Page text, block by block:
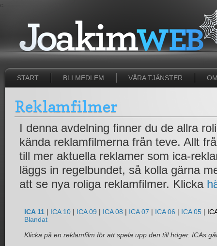
c
START BLI MEDLEM VÅRA TJÄNSTER
Reklamfilmer
I denna avdelning finner du de allra
kända reklamfilmerna från teve. Allt
till mer aktuella reklamer som ica-
läggs in regelbundet, så kolla gärna
att se nya roliga reklamfilmer. Klicka
ICA 11 | ICA 10 | ICA 09 | ICA 08 | ICA 07 | ICA 06 | ICA 05 |
Blandat
Klicka på en reklamfilm för att spela upp den till höger. ICAs